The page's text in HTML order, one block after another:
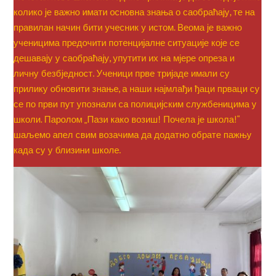
колико је важно имати основна знања о саобраћају, те на
правилан начин бити учесник у истом. Веома је важно
ученицима предочити потенцијалне ситуације које се
дешавају у саобраћају, упутити их на мјере опреза и
личну безбједност. Ученици прве тријаде имали су
прилику обновити знање, а наши најмлађи ђаци прваци су
се по први пут упознали са полицијским службеницима у
школи. Паролом „Пази како возиш! Почела је школа!“
шаљемо апел свим возачима да додатно обрате пажњу
када су у близини школе.